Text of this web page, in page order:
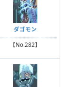
ダゴモン
【No.282】